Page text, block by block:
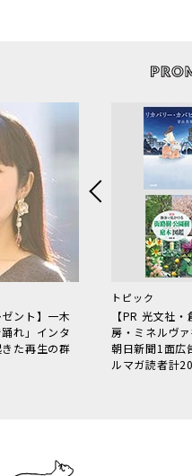
ント】一木
れ」インタ
た再生の群
トピック
【PR 光文社
房・ミネルヴ
朝日新聞1面広
ルマガ読者計